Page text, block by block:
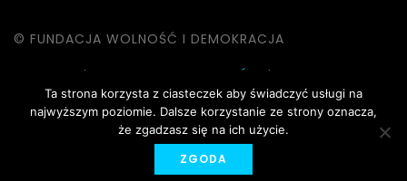
© FUNDACJA WOLNOŚĆ I DEMOKRACJA
| POLITYKA PRYWATNOŚCI |
REGULAMIN STRONY
Ta strona korzysta z ciasteczek aby świadczyć usługi na
najwyższym poziomie. Dalsze korzystanie ze strony oznacza,
że zgadzasz się na ich użycie.
ZGODA